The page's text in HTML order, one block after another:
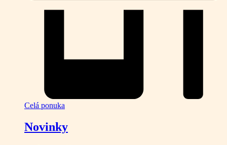
Celá ponuka
Novinky